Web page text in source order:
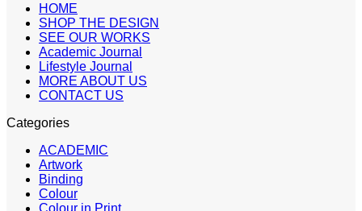
HOME
SHOP THE DESIGN
SEE OUR WORKS
Academic Journal
Lifestyle Journal
MORE ABOUT US
CONTACT US
Categories
ACADEMIC
Artwork
Binding
Colour
Colour in Print